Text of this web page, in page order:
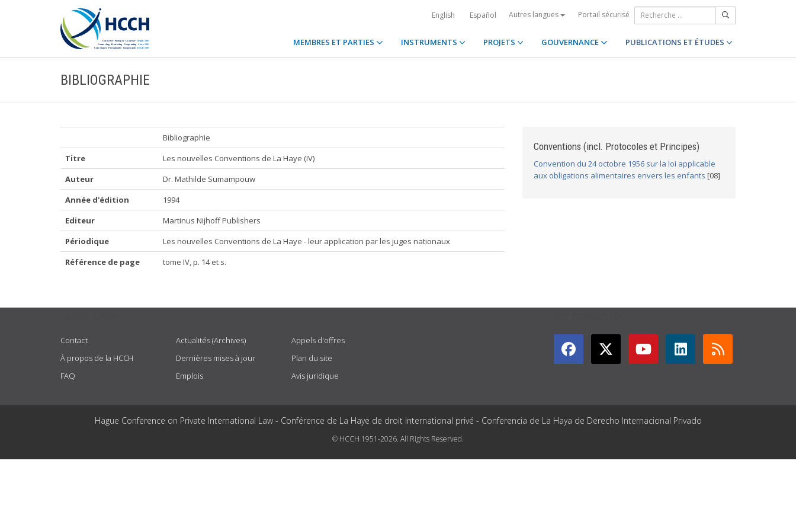
English Español Autres langues Portail sécurisé
MEMBRES ET PARTIES INSTRUMENTS PROJETS GOUVERNANCE PUBLICATIONS ET ÉTUDES
BIBLIOGRAPHIE
Bibliographie
Titre
Les nouvelles Conventions de La Haye (IV)
Auteur
Dr. Mathilde Sumampouw
Année d'édition
1994
Editeur
Martinus Nijhoff Publishers
Périodique
Les nouvelles Conventions de La Haye - leur application par les juges nationaux
Référence de page
tome IV, p. 14 et s.
Conventions (incl. Protocoles et Principes)
Convention du 24 octobre 1956 sur la loi applicable
aux obligations alimentaires envers les enfants [08]
Contact
À propos de la HCCH
FAQ
Actualités (Archives)
Dernières mises à jour
Emplois
Appels d'offres
Plan du site
Avis juridique
Hague Conference on Private International Law - Conférence de La Haye de droit international privé - Conferencia de La Haya de Derecho Internacional Privado
© HCCH 1951-2026. All Rights Reserved.